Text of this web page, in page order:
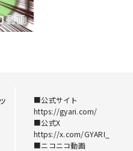
■公式サイト
https://gyari.com/
■公式X
https://x.com/GYARI_
■ニコニコ動画